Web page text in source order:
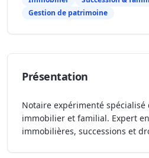
Gestion de patrimoine
Présentation
Notaire expérimenté
immobilier et familial. Expert
immobilières, successions et